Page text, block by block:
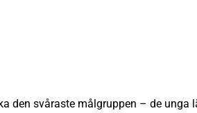
svåraste målgruppen – de unga